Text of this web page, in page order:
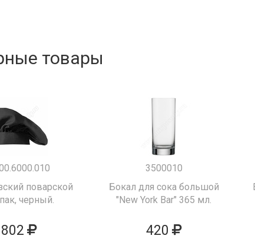
товары
поварской
черный.
802
3500010
Бокал для сока большой
"New York Bar" 365 мл.
420